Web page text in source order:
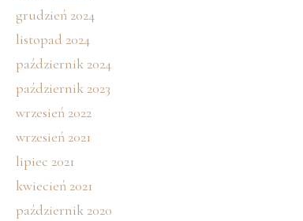
grudzień 2024
listopad 2024
październik 2024
październik 2023
wrzesień 2022
wrzesień 2021
lipiec 2021
kwiecień 2021
październik 2020